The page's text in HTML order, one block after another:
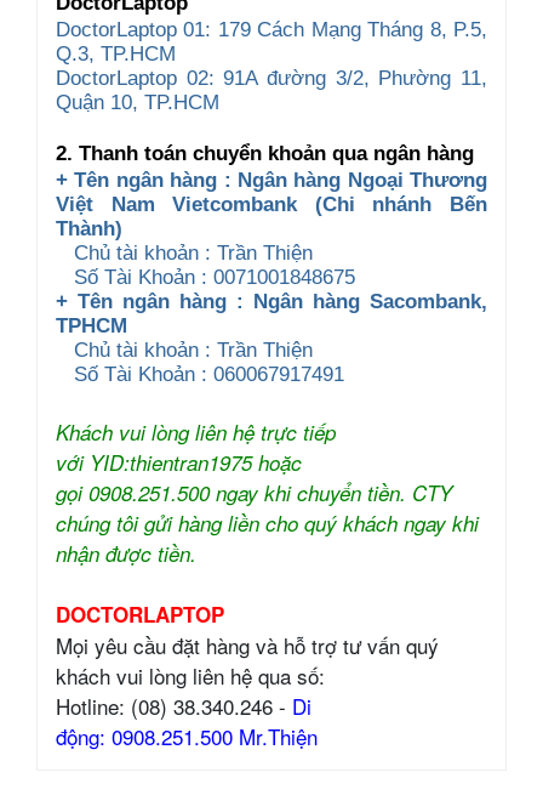
DoctorLaptop 01: 179 Cách Mạng Tháng 8, P.5,
Q.3, TP.HCM
DoctorLaptop 02: 91A đường 3/2, Phường 11,
Quận 10, TP.HCM
2. Thanh toán chuyển khoản qua ngân hàng
+ Tên ngân hàng : Ngân hàng Ngoại Thương
Việt Nam Vietcombank (Chi nhánh Bến
Thành)
Chủ tài khoản : Trần Thiện
Số Tài Khoản : 0071001848675
+ Tên ngân hàng : Ngân hàng Sacombank,
TPHCM
Chủ tài khoản : Trần Thiện
Số Tài Khoản : 060067917491
Khách vui lòng liên hệ trực tiếp
với YID:thientran1975 hoặc
gọi 0908.251.500 ngay khi chuyển tiền. CTY
chúng tôi gửi hàng liền cho quý khách ngay khi
nhận được tiền.
DOCTORLAPTOP
Mọi yêu cầu đặt hàng và hỗ trợ tư vấn quý
khách vui lòng liên hệ qua số:
Hotline: (08) 38.340.246 - Di
động: 0908.251.500 Mr.Thiện